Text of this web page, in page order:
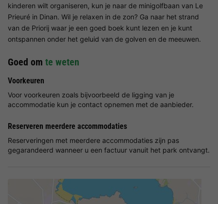
kinderen wilt organiseren, kun je naar de minigolfbaan van Le
Prieuré in Dinan. Wil je relaxen in de zon? Ga naar het strand
van de Priorij waar je een goed boek kunt lezen en je kunt
ontspannen onder het geluid van de golven en de meeuwen.
Goed om te weten
Voorkeuren
Voor voorkeuren zoals bijvoorbeeld de ligging van je
accommodatie kun je contact opnemen met de aanbieder.
Reserveren meerdere accommodaties
Reserveringen met meerdere accommodaties zijn pas
gegarandeerd wanneer u een factuur vanuit het park ontvangt.